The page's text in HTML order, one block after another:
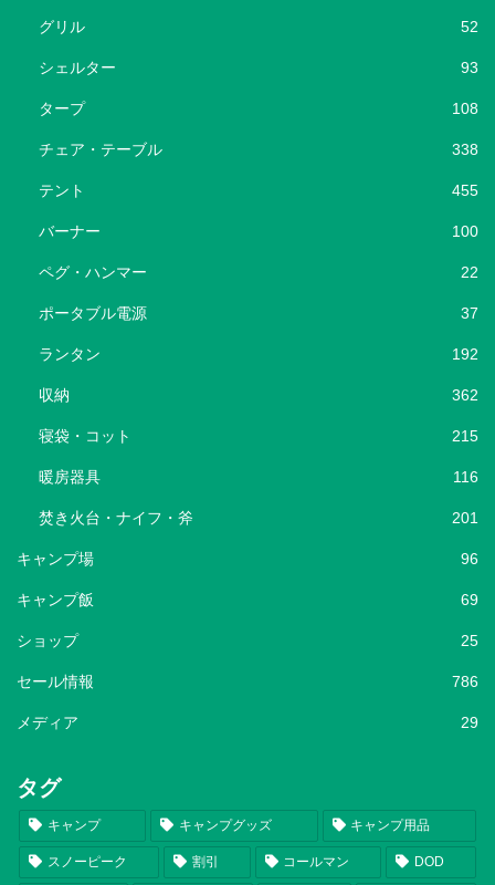
グリル 52
シェルター 93
タープ 108
チェア・テーブル 338
テント 455
バーナー 100
ペグ・ハンマー 22
ポータブル電源 37
ランタン 192
収納 362
寝袋・コット 215
暖房器具 116
焚き火台・ナイフ・斧 201
キャンプ場 96
キャンプ飯 69
ショップ 25
セール情報 786
メディア 29
タグ
キャンプ キャンプグッズ キャンプ用品
スノーピーク 割引 コールマン DOD